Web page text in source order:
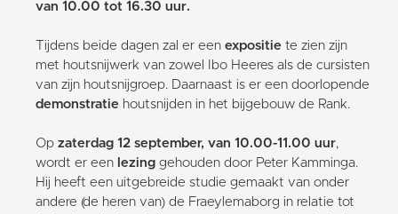
van 10.00 tot 16.30 uur.
Tijdens beide dagen zal er een expositie te zien zijn
met houtsnijwerk van zowel Ibo Heeres als de cursisten
van zijn houtsnijgroep. Daarnaast is er een doorlopende
demonstratie houtsnijden in het bijgebouw de Rank.
Op zaterdag 12 september, van 10.00-11.00 uur,
wordt er een lezing gehouden door Peter Kamminga.
Hij heeft een uitgebreide studie gemaakt van onder
andere (de heren van) de Fraeylemaborg in relatie tot